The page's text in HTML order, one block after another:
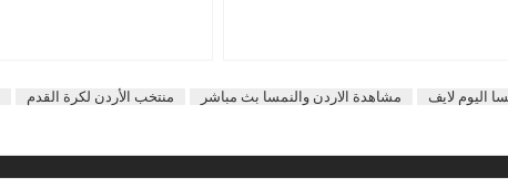
اليوم لايف مشاهدة الاردن والنمسا بث مباشر منتخب الأردن لكرة القدم